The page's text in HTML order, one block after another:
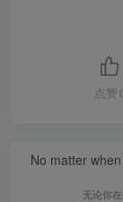
点赞
No matter
无论你